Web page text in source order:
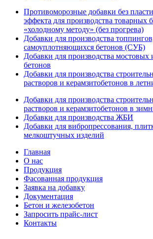
Противоморозные добавки без
эффекта для производства товарных
«холодному методу» (без прогрева)
Добавки для производства
самоуплотняющихся бетонов (СУБ)
Добавки для производства
бетонов
Добавки для производства
растворов и керамзитобетонов в
Добавки для производства
растворов и керамзитобетонов в
Добавки для производства ЖБИ
Добавки для вибропрессования,
мелкоштучных изделий
Главная
О нас
Продукция
Фасованная продукция
Заявка на добавку
Документация
Бетон и железобетон
Запросить прайс-лист
Контакты